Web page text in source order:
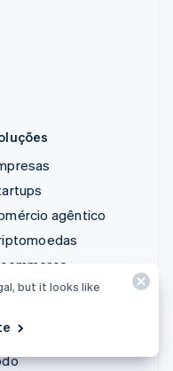
agêntico
integradas
do mundo
but it looks like